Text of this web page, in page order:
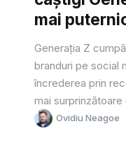
mai
Generația Z
branduri pe social
încrederea prin
mai
Ovidiu Neagoe